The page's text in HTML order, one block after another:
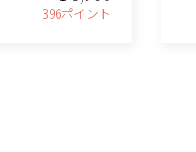
396ポイント